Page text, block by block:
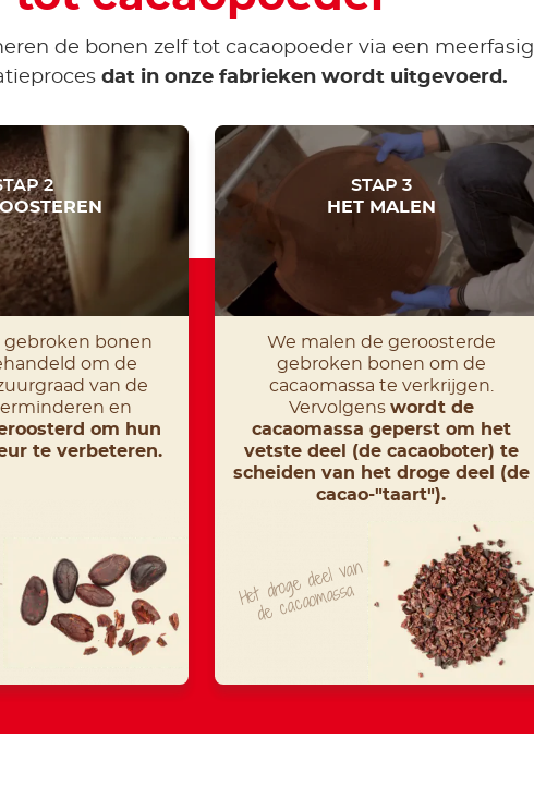
de bonen zelf tot cacaopoeder via een meerfasig
dat in onze fabrieken wordt uitgevoerd.
2
gebroken bonen
om de
van de
en
om hun
te verbeteren.
STAP 3
HET MALEN
We malen de geroosterde
gebroken bonen om de
cacaomassa te verkrijgen.
Vervolgens wordt de
cacaomassa geperst om het
vetste deel (de cacaoboter) te
scheiden van het droge deel (de
cacao-"taart").
Het
droge
deel
van
de
cacao
massa